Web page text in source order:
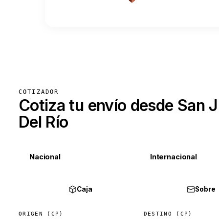
COTIZADOR
Cotiza tu envío desde San
Del Río
Nacional Internacional
Caja Sobre
ORIGEN (CP) DESTINO (CP)